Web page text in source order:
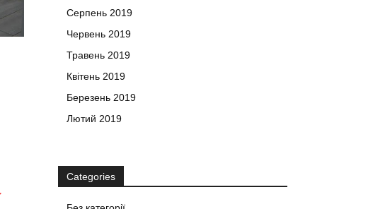
Серпень 2019
Червень 2019
Травень 2019
Квітень 2019
Березень 2019
Лютий 2019
Categories